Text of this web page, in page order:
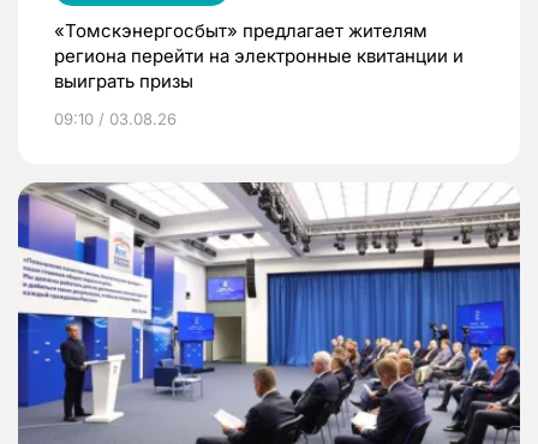
«Томскэнергосбыт» предлагает жителям
региона перейти на электронные квитанции и
выиграть призы
09:10 / 03.08.26